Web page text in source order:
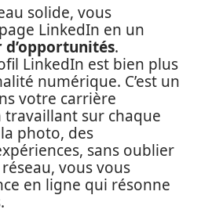
solide, vous
LinkedIn en un
.
LinkedIn est bien plus
numérique. C’est un
votre carrière
travaillant sur chaque
photo, des
sans oublier
vous vous
en ligne qui résonne